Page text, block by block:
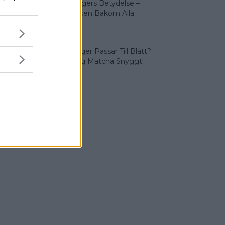
Olika Färgers Betydelse –
Symboliken Bakom Alla
Vilka Färger Passar Till Blått?
Vi Lär Dig Matcha Snyggt!